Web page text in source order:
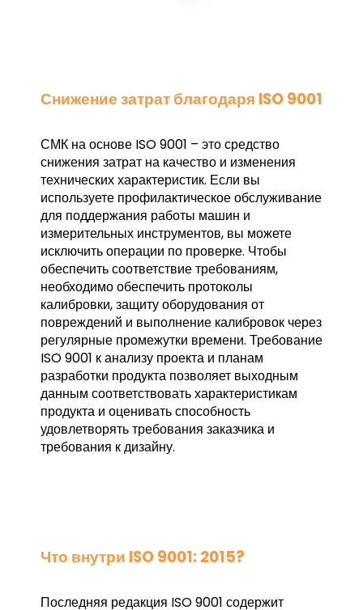
Снижение затрат благодаря ISO 9001
СМК на основе ISO 9001 – это средство
снижения затрат на качество и изменения
технических характеристик. Если вы
используете профилактическое обслуживание
для поддержания работы машин и
измерительных инструментов, вы можете
исключить операции по проверке. Чтобы
обеспечить соответствие требованиям,
необходимо обеспечить протоколы
калибровки, защиту оборудования от
повреждений и выполнение калибровок через
регулярные промежутки времени. Требование
ISO 9001 к анализу проекта и планам
разработки продукта позволяет выходным
данным соответствовать характеристикам
продукта и оценивать способность
удовлетворять требования заказчика и
требования к дизайну.
Что внутри ISO 9001: 2015?
Последняя редакция ISO 9001 содержит